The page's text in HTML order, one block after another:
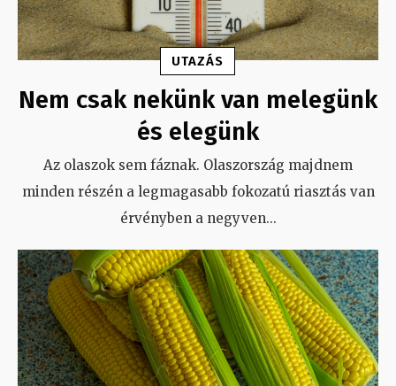
UTAZÁS
Nem csak nekünk van melegünk
és elegünk
Az olaszok sem fáznak. Olaszország majdnem
minden részén a legmagasabb fokozatú riasztás van
érvényben a negyven...